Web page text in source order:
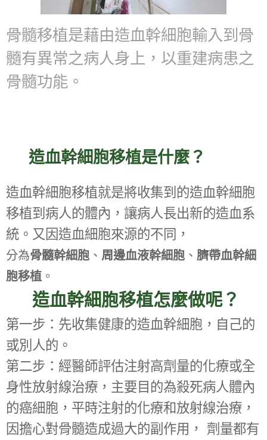
骨髓移植是藉由造血幹細胞輸入到骨
髓有異常之病人身上，以重建病患之
骨髓功能。
造血幹細胞移植是什麼？
造血幹細胞移植就是將收集到的造血幹細胞
移植到病人的體內，讓病人長出新的造血系
統。又因造血細胞來源的不同，
分為骨髓幹細胞 、 周邊血液幹細胞 、 臍帶血幹細
胞移植 。
造血幹細胞移植怎麼做呢？
第一步：先收集健康的造血幹細胞，自己的
或別人的。
第二步：經醫師評估注射高劑量的化療或全
身性放射線治療，主要目的為殺死病人體內
的癌細胞，平時注射的化療和放射線治療，
因擔心對骨髓造成過大的副作用， 劑量都有